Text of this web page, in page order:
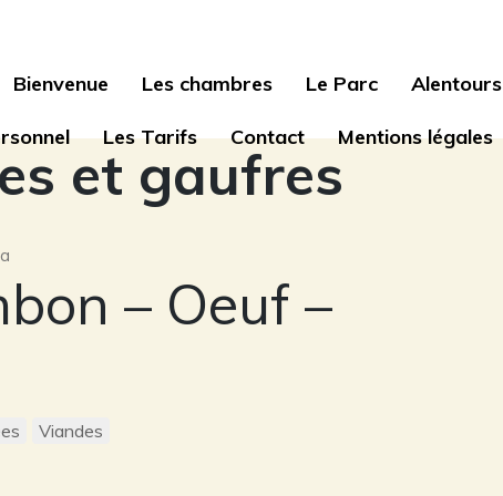
Bienvenue Les chambres Le Parc Alentours
Les Tarifs Contact Mentions légales
et gaufres
– Oeuf –
Viandes